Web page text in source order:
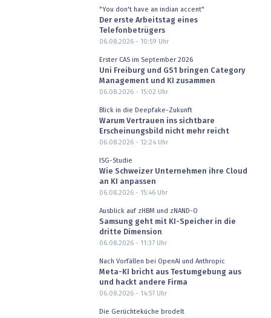
"You don't have an indian accent"
Der erste Arbeitstag eines
Telefonbetrügers
06.08.2026 - 10:59 Uhr
Erster CAS im September 2026
Uni Freiburg und GS1 bringen Category
Management und KI zusammen
06.08.2026 - 15:02 Uhr
Blick in die Deepfake-Zukunft
Warum Vertrauen ins sichtbare
Erscheinungsbild nicht mehr reicht
06.08.2026 - 12:24Uhr
ISG-Studie
Wie Schweizer Unternehmen ihre Cloud
an KI anpassen
06.08.2026 - 15:46Uhr
Ausblick auf zHBM und zNAND-O
Samsung geht mit KI-Speicher in die
dritte Dimension
06.08.2026 - 11:37Uhr
Nach Vorfällen bei OpenAI und Anthropic
Meta-KI bricht aus Testumgebung aus
und hackt andere Firma
06.08.2026 - 14:57Uhr
Die Gerüchteküche brodelt